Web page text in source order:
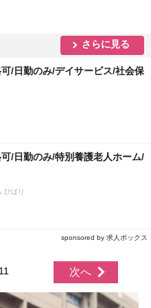
さらに見る
/日勤のみ/デイサービス/社会保
/日勤のみ/特別養護老人ホーム/
ひばり
sponsored by 求人ボックス
次へ